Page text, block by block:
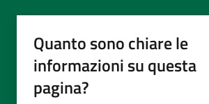
Quanto sono chiare le
informazioni su questa
pagina?